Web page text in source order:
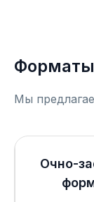
Форматы
Мы
Очно-